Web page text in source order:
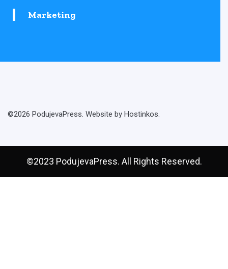
Marketing
©2026 PodujevaPress. Website by Hostinkos.
©2023 PodujevaPress. All Rights Reserved.